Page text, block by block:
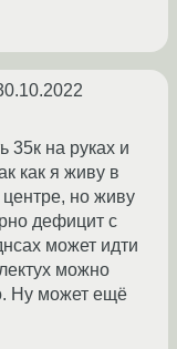
35к на руках и
как я живу в
но живу
дефицит с
может идти
можно
Ну может ещё